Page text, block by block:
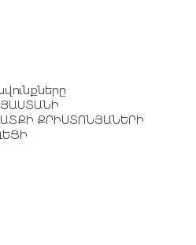
ՔՐԻՍՏՈՆՅԱՆԵՐԻ